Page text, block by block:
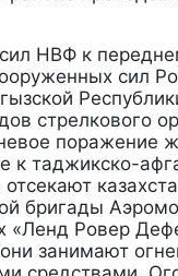
НВФ к
сил
стрелкового
поражение
к таджикско-
бригады
«Ленд Ровер
занимают